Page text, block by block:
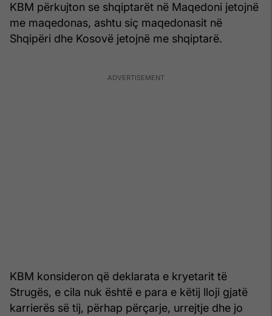
KBM përkujton se shqiptarët në Maqedoni jetojnë
me maqedonas, ashtu siç maqedonasit në
Shqipëri dhe Kosovë jetojnë me shqiptarë.
KBM konsideron që deklarata e kryetarit të
Strugës, e cila nuk është e para e këtij lloji gjatë
karrierës së tij, përhap përçarje, urrejtje dhe jo